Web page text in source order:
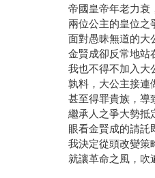
帝國皇帝年老力衰
兩位公主的皇位之
面對愚昧無道的大
金賢成卻反常地站
我也不得不加入大
孰料，大公主接連
甚至得罪貴族，導
繼承人之爭大勢抵
眼看金賢成的請託
我決定從頭改變
就讓革命之風，吹